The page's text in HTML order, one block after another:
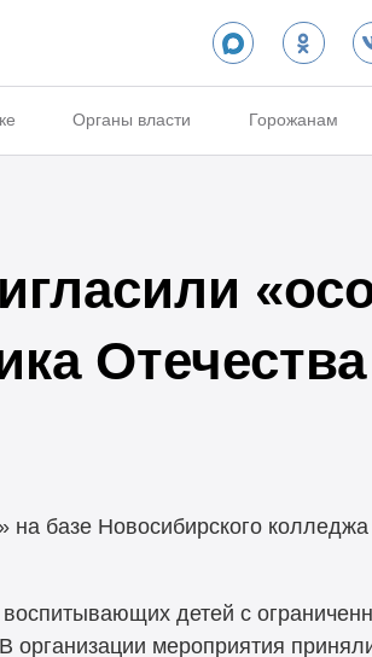
Органы власти Горожанам
Отечества
на базе Новосибирского
детей с
мероприятия